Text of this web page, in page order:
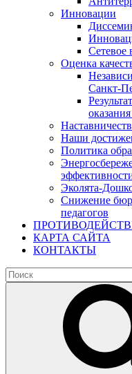
Инновации
Сетевое
Оценка
Санкт-
Наши
Политика
Эколята-
Снижение
педагогов
КАРТА САЙТА
КОНТАКТЫ